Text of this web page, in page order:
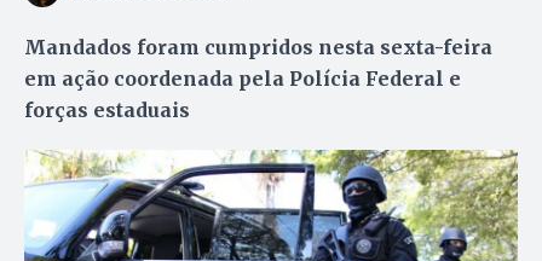
Mandados foram cumpridos nesta sexta-feira
em ação coordenada pela Polícia Federal e
forças estaduais